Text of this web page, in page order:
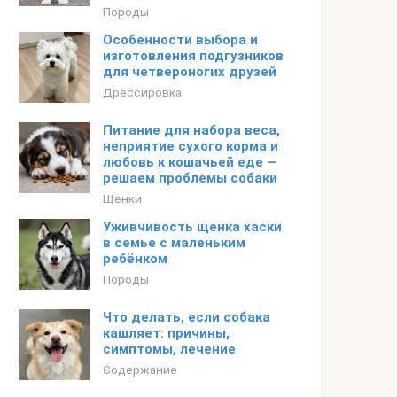
Породы
Особенности выбора и
изготовления подгузников
для четвероногих друзей
Дрессировка
Питание для набора веса,
неприятие сухого корма и
любовь к кошачьей еде —
решаем проблемы собаки
Щенки
Уживчивость щенка хаски
в семье с маленьким
ребёнком
Породы
Что делать, если собака
кашляет: причины,
симптомы, лечение
Содержание